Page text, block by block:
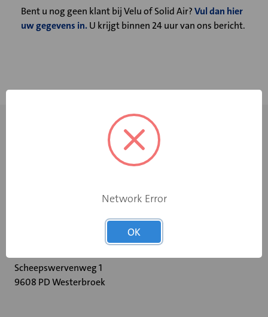
Bent u nog geen klant bij Velu of Solid Air?Vul dan hier
uw gegevens in.U krijgt binnen 24 uur van ons bericht.
Scheepswervenweg 1
9608 PD Westerbroek
Network Error
OK